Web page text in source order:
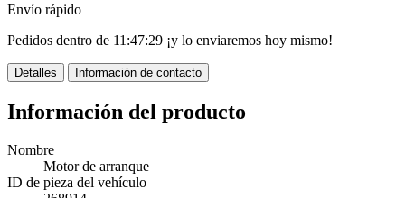
Envío rápido
Pedidos dentro de 11:47:27 ¡y lo enviaremos hoy mismo!
Detalles Información de contacto
Información del producto
Nombre
Motor de arranque
ID de pieza del vehículo